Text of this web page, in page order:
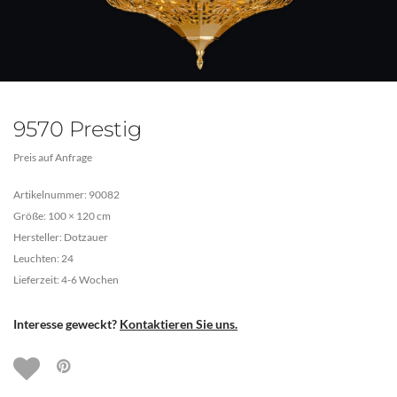
9570 Prestig
Preis auf Anfrage
Artikelnummer: 90082
Größe: 100 × 120 cm
Hersteller: Dotzauer
Leuchten: 24
Lieferzeit: 4-6 Wochen
Interesse geweckt? Kontaktieren Sie uns.